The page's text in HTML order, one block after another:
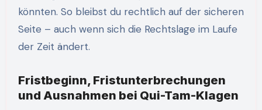
könnten. So bleibst du rechtlich auf der sicheren
Seite – auch wenn sich die Rechtslage im Laufe
der Zeit ändert.
Fristbeginn, Fristunterbrechungen
und Ausnahmen bei Qui-Tam-Klagen